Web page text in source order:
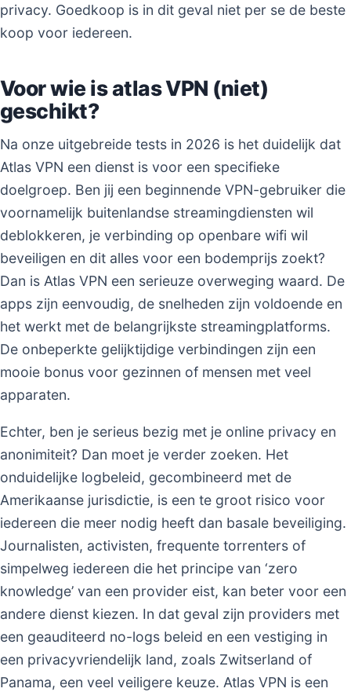
privacy. Goedkoop is in dit geval niet per se de beste
koop voor iedereen.
Voor wie is atlas VPN (niet)
geschikt?
Na onze uitgebreide tests in 2026 is het duidelijk dat
Atlas VPN een dienst is voor een specifieke
doelgroep. Ben jij een beginnende VPN-gebruiker die
voornamelijk buitenlandse streamingdiensten wil
deblokkeren, je verbinding op openbare wifi wil
beveiligen en dit alles voor een bodemprijs zoekt?
Dan is Atlas VPN een serieuze overweging waard. De
apps zijn eenvoudig, de snelheden zijn voldoende en
het werkt met de belangrijkste streamingplatforms.
De onbeperkte gelijktijdige verbindingen zijn een
mooie bonus voor gezinnen of mensen met veel
apparaten.
Echter, ben je serieus bezig met je online privacy en
anonimiteit? Dan moet je verder zoeken. Het
onduidelijke logbeleid, gecombineerd met de
Amerikaanse jurisdictie, is een te groot risico voor
iedereen die meer nodig heeft dan basale beveiliging.
Journalisten, activisten, frequente torrenters of
simpelweg iedereen die het principe van ‘zero
knowledge’ van een provider eist, kan beter voor een
andere dienst kiezen. In dat geval zijn providers met
een geauditeerd no-logs beleid en een vestiging in
een privacyvriendelijk land, zoals Zwitserland of
Panama, een veel veiligere keuze. Atlas VPN is een